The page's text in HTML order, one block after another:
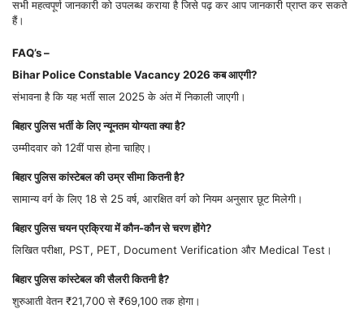
सभी महत्वपूर्ण जानकारी को उपलब्ध कराया है जिसे पढ़ कर आप जानकारी प्राप्त कर सकते
हैं।
FAQ’s –
Bihar Police Constable Vacancy 2026 कब आएगी?
संभावना है कि यह भर्ती साल 2025 के अंत में निकाली जाएगी।
बिहार पुलिस भर्ती के लिए न्यूनतम योग्यता क्या है?
उम्मीदवार को 12वीं पास होना चाहिए।
बिहार पुलिस कांस्टेबल की उम्र सीमा कितनी है?
सामान्य वर्ग के लिए 18 से 25 वर्ष, आरक्षित वर्ग को नियम अनुसार छूट मिलेगी।
बिहार पुलिस चयन प्रक्रिया में कौन-कौन से चरण होंगे?
लिखित परीक्षा, PST, PET, Document Verification और Medical Test।
बिहार पुलिस कांस्टेबल की सैलरी कितनी है?
शुरुआती वेतन ₹21,700 से ₹69,100 तक होगा।